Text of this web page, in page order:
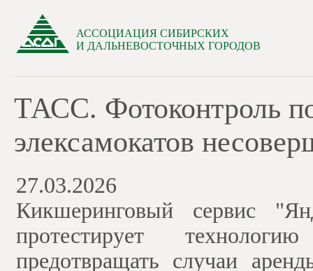
АССОЦИАЦИЯ СИБИРСКИХ
И ДАЛЬНЕВОСТОЧНЫХ ГОРОДОВ
ТАСС. Фотоконтроль
элексамокатов
27.03.2026
Кикшеринговый сервис
протестирует
предотвращать случаи